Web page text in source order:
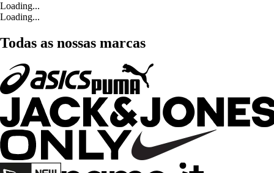
Loading...
Loading...
Todas as nossas marcas